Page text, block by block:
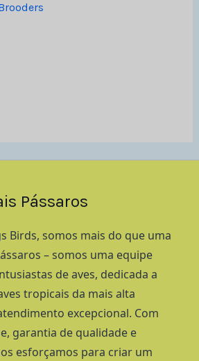
Pássaros
Birds, somos mais do que uma
– somos uma equipe
de aves, dedicada a
tropicais da mais alta
excepcional. Com
garantia de qualidade e
esforçamos para criar um